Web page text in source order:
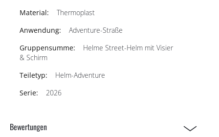
Thermoplast
Adventure-Straße
Helme Street-Helm mit Visier
& Schirm
Helm-Adventure
2026
Bewertungen